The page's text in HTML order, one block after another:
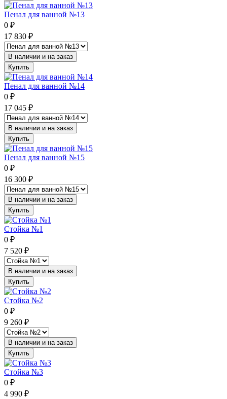
Пенал для ванной №13
0 ₽
17 830 ₽
В наличии и на заказ
Купить
Пенал для ванной №14
0 ₽
17 045 ₽
В наличии и на заказ
Купить
Пенал для ванной №15
0 ₽
16 300 ₽
В наличии и на заказ
Купить
Стойка №1
0 ₽
7 520 ₽
В наличии и на заказ
Купить
Стойка №2
0 ₽
9 260 ₽
В наличии и на заказ
Купить
Стойка №3
0 ₽
4 990 ₽